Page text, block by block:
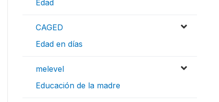
Edad
CAGED
Edad en días
melevel
Educación de la madre